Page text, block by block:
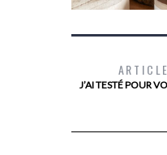
LONGTEMPS
J’AI TESTÉ POUR